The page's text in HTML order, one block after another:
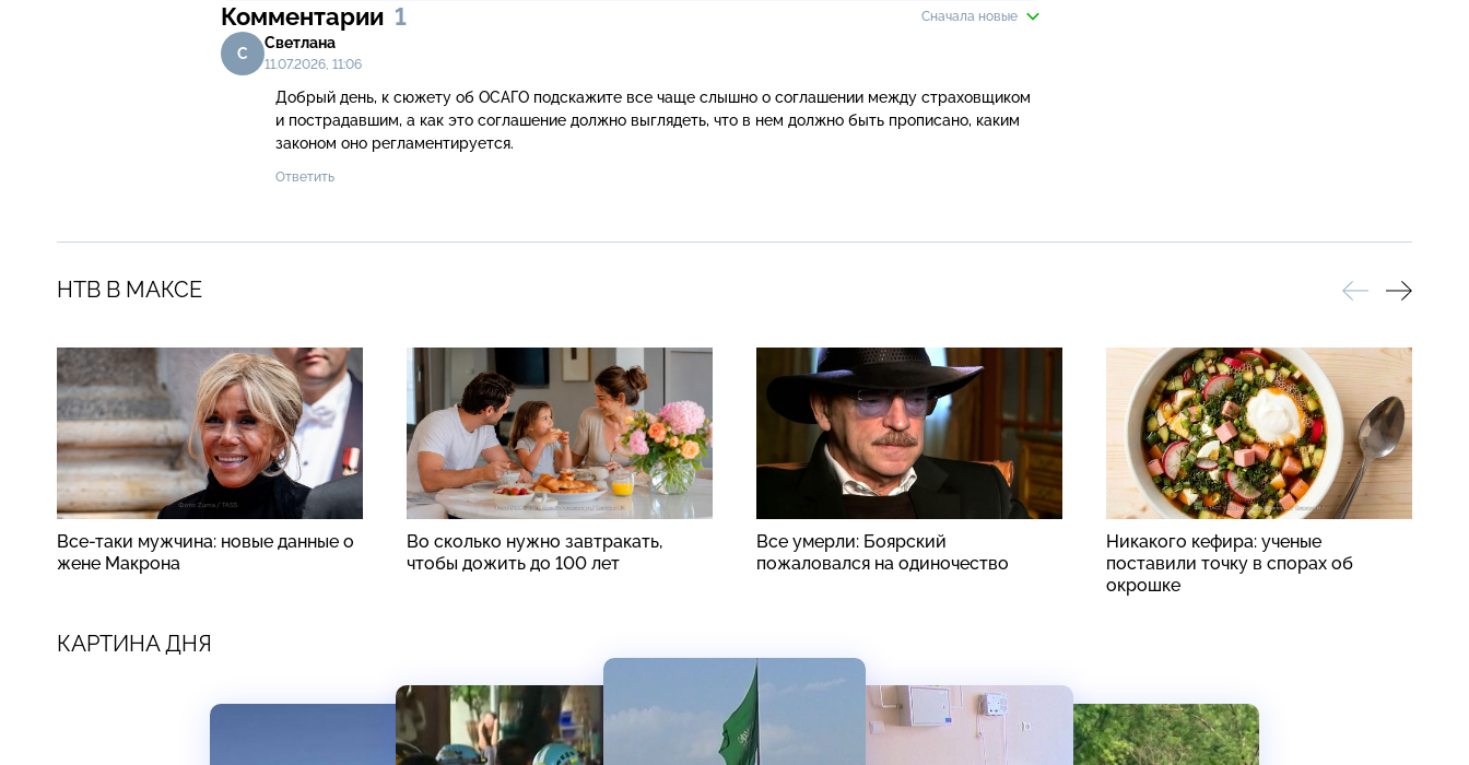
Комментарии 1 Сначала новые
С
Светлана
11.07.2026, 11:06
Добрый день, к сюжету об ОСАГО подскажите все чаще слышно о соглашении между страховщиком
и пострадавшим, а как это соглашение должно выглядеть, что в нем должно быть прописано, каким
законом оно регламентируется.
Ответить
НТВ В МАКСЕ
Все-таки мужчина: новые данные о
жене Макрона
Во сколько нужно завтракать,
чтобы дожить до 100 лет
Все умерли: Боярский
пожаловался на одиночество
Никакого кефира: ученые
поставили точку в спорах об
окрошке
КАРТИНА ДНЯ